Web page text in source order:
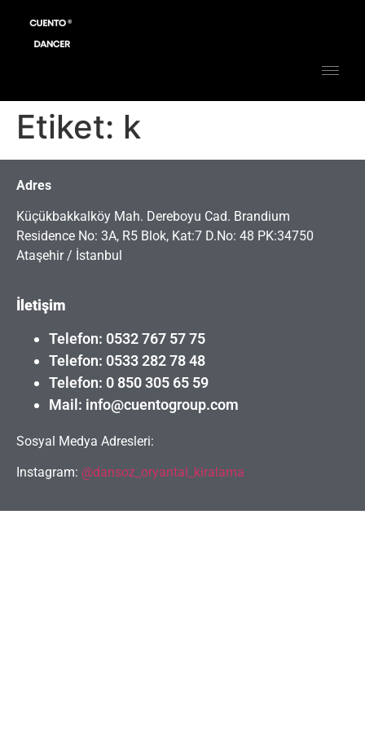
Etiket: k
Adres
Küçükbakkalköy Mah. Dereboyu Cad. Brandium
Residence No: 3A, R5 Blok, Kat:7 D.No: 48 PK:34750
Ataşehir / İstanbul
İletişim
Telefon: 0532 767 57 75
Telefon: 0533 282 78 48
Telefon: 0 850 305 65 59
Mail: info@cuentogroup.com
Sosyal Medya Adresleri:
Instagram: @dansoz_oryantal_kiralama